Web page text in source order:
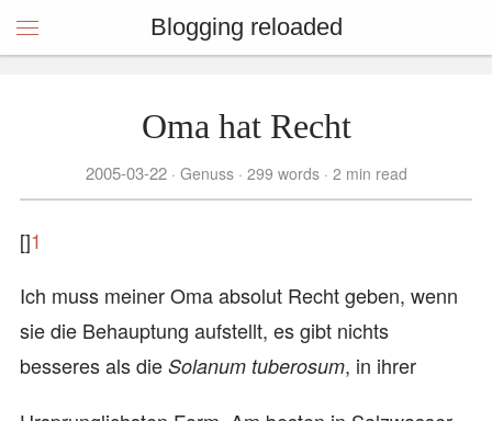
Blogging reloaded
Oma hat Recht
2005-03-22 Genuss 299 words 2 min read
[]1
Ich muss meiner Oma absolut Recht geben, wenn
sie die Behauptung aufstellt, es gibt nichts
besseres als die Solanum tuberosum, in ihrer